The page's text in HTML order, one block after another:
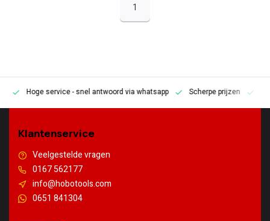
1
Hoge service- snel antwoord via whatsapp Scherpe prijzen
Klantenservice
Veelgestelde vragen
0167 562177
info@hobotools.com
0651 841304